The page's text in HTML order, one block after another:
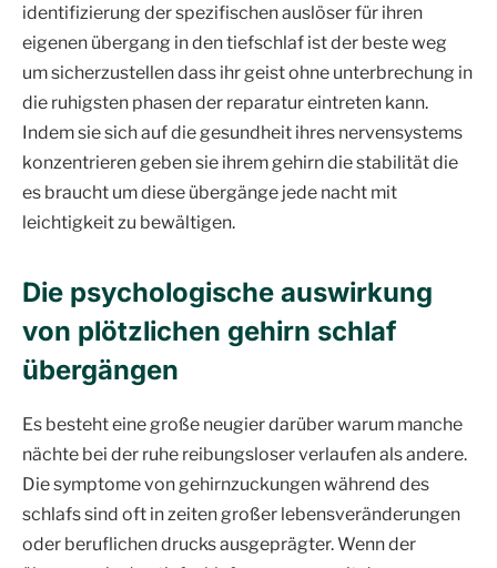
identifizierung der spezifischen auslöser für ihren
eigenen übergang in den tiefschlaf ist der beste weg
um sicherzustellen dass ihr geist ohne unterbrechung in
die ruhigsten phasen der reparatur eintreten kann.
Indem sie sich auf die gesundheit ihres nervensystems
konzentrieren geben sie ihrem gehirn die stabilität die
es braucht um diese übergänge jede nacht mit
leichtigkeit zu bewältigen.
Die psychologische auswirkung
von plötzlichen gehirn schlaf
übergängen
Es besteht eine große neugier darüber warum manche
nächte bei der ruhe reibungsloser verlaufen als andere.
Die symptome von gehirnzuckungen während des
schlafs sind oft in zeiten großer lebensveränderungen
oder beruflichen drucks ausgeprägter. Wenn der